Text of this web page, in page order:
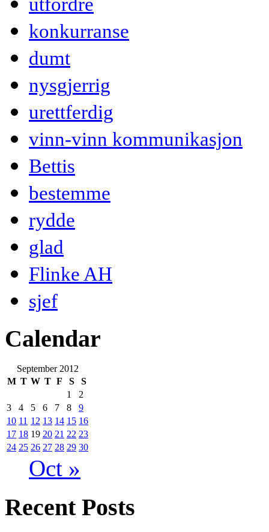
konkurranse
dumt
nysgjerrig
urettferdig
vinn-vinn kommunikasjon
Bettis
bestemme
rydde
glad
Flinke AH
sjef
Calendar
September 2012
M T W T F S
S
1
2
3
4 5 6 7 8
9
10 11 12 13 14 15 16
17 18 19 20 21 22 23
24 25 26 27 28 29 30
Oct »
Recent Posts